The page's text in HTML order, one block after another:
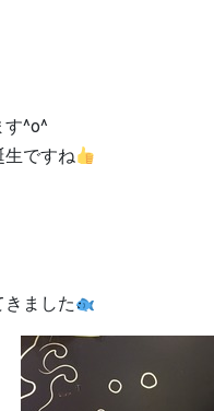
^o^
生ですね
ました